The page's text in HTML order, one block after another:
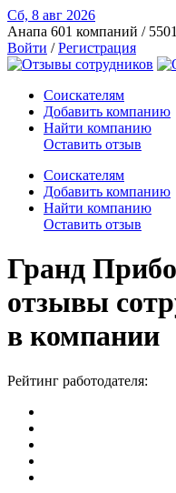
Сб, 8 авг 2026
Анапа 601 компаний /
Войти /Регистрация
Соискателям
Добавить компанию
Найти компанию
Оставить отзыв
Соискателям
Добавить компанию
Найти компанию
Оставить отзыв
Гранд
отзывы
в компании
Рейтинг работодателя: